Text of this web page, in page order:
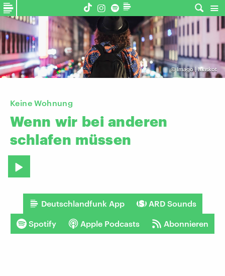
©Imago | Maskot
Keine Wohnung
Wenn wir bei anderen
schlafen müssen
Deutschlandfunk App ARD Sounds
Spotify Apple Podcasts Abonnieren